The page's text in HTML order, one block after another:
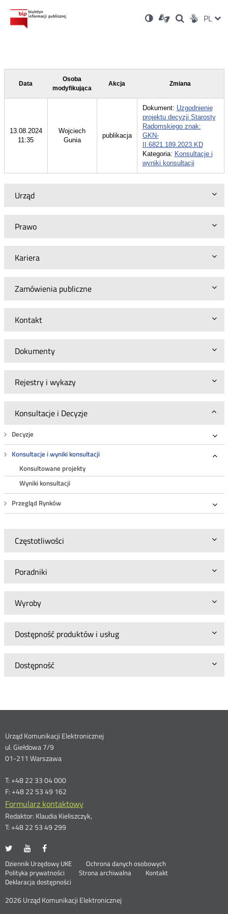
Ustawienia
Wersja
kontrastowa
Dla
niesłyszących
OtwórzOtwórz
w
Otwórz
w
Social PL
Urząd
Prawo
Kariera
Zamówienia publiczne
Kontakt
Dokumenty
Rejestry i wykazy
Konsultacje i Decyzje
Decyzje
Konsultacje i wyniki konsultacji
Konsultowane projekty
Wyniki konsultacji
Przegląd Rynków
Częstotliwości
Poradniki
Wyroby
Dostępność produktów i usług
Dostępność
Data
Osoba
modyfikująca
Akcja Zmiana
13.08.2024
11:35
Wojciech
Gunia
publikacja
Dokument: Uzgodnienie
projektu decyzji Starosty
Radomskiego znak:
GKN-
II.6821.189.2023.KD
Kategoria: Konsultacje i
wyniki konsultacji
Dane
kontaktowe
Urząd Komunikacji Elektronicznej
ul. Giełdowa 7/9
01-211 Warszawa
T: +48 22 33 04 000
F: +48 22 53 49 162
Formularz kontaktowy
Redaktor: Klaudia Kieliszczyk,
T: +48 22 53 49 299
UKE
portalu
Twitter
Otwórz
nowym
oknie
UKE
portalu
Youtube
Otwórz
nowym
oknie
portalu
Facebook
nowym
oknie
Stopka
menu
Dziennik Urzędowy UKE Otwórz
Ochrona danych osobowych
Polityka prywatności
Otwórz
w
oknie
Strona archiwalna
Kontakt
Deklaracja dostępności
2026 Urząd Komunikacji Elektronicznej